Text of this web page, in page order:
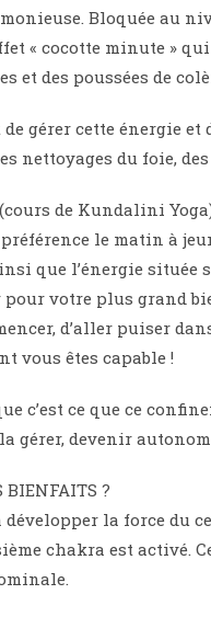
Bloquée au
« cocotte minute »
et des poussées de
gérer cette énergie
nettoyages du foie,
de Kundalini
le matin à
que l’énergie située
votre plus grand
d’aller puiser
vous êtes capable !
c’est ce que ce
gérer, devenir
BIENFAITS ?
la force du
chakra est activé.